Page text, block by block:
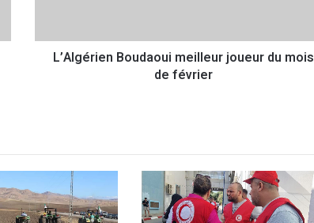
e
o
u
m
L’Algérien Boudaoui meilleur joueur du mois
de février